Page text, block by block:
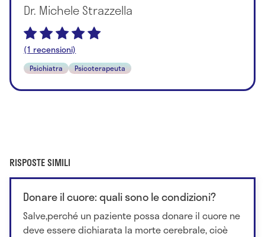
Dr. Michele Strazzella
(1 recensioni)
Psichiatra Psicoterapeuta
RISPOSTE SIMILI
Donare il cuore: quali sono le condizioni?
Salve,perché un paziente possa donare il cuore ne
deve essere dichiarata la morte cerebrale, cioè